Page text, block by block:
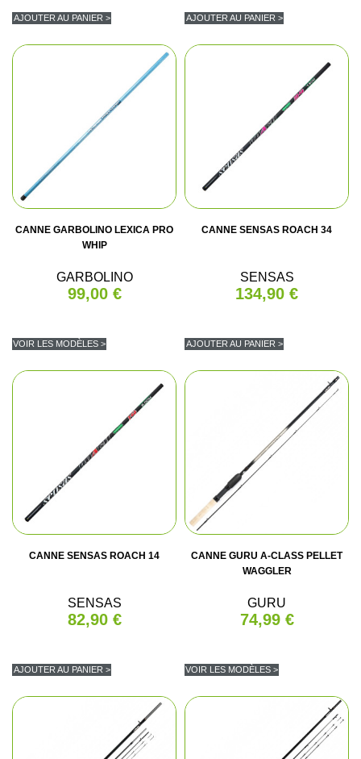
AJOUTER AU PANIER > AJOUTER AU PANIER >
CANNE GARBOLINO LEXICA PRO
WHIP
GARBOLINO
99,00 €
VOIR LES MODÈLES >
CANNE SENSAS ROACH 34
SENSAS
134,90 €
AJOUTER AU PANIER >
CANNE SENSAS ROACH 14
SENSAS
82,90 €
AJOUTER AU PANIER >
CANNE GURU A-CLASS PELLET
WAGGLER
GURU
74,99 €
VOIR LES MODÈLES >